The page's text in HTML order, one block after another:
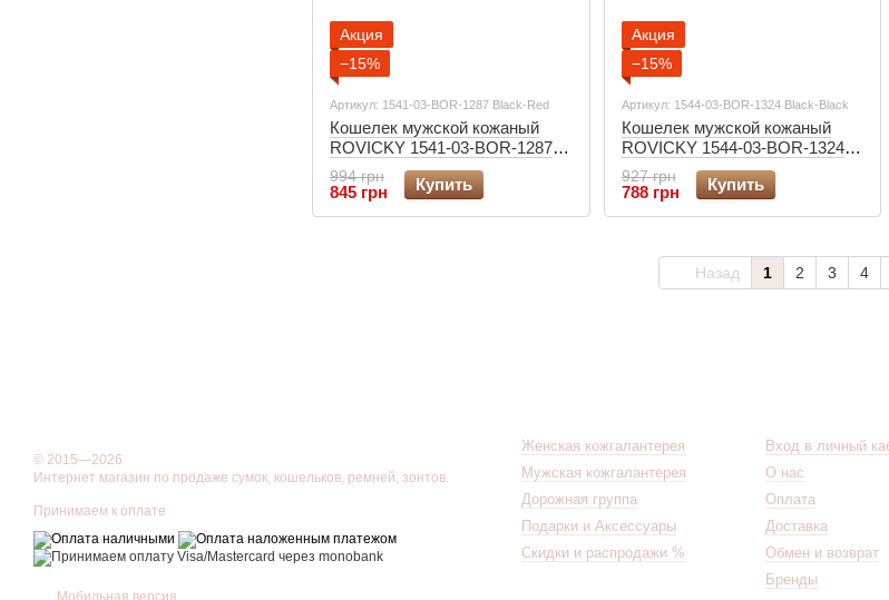
Акция
−15%
Артикул: 1541-03-BOR-1287 Black-Red
Кошелек мужской кожаный
ROVICKY 1541-03-BOR-1287
черный
994 грн
845 грн Купить
Акция
−15%
Артикул: 1544-03-BOR-1324 Black-Black
Кошелек мужской кожаный
ROVICKY 1544-03-BOR-1324
черный
927 грн
788 грн Купить
Назад 1 2 3 4
© 2015—2026
Интернет магазин по продаже сумок, кошельков, ремней, зонтов.
Принимаем к оплате
Женская кожгалантерея
Мужская кожгалантерея
Дорожная группа
Подарки и Аксессуары
Скидки и распродажи %
Вход в личный
О нас
Оплата
Доставка
Обмен и возврат
Бренды